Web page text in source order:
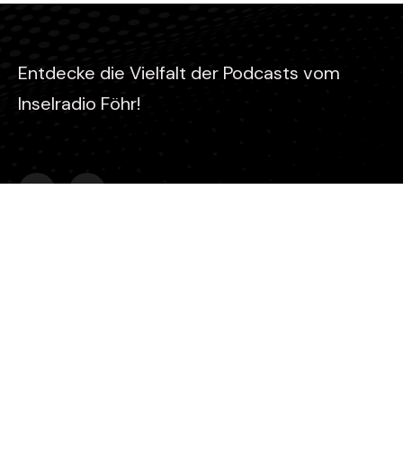
Entdecke die Vielfalt der Podcasts vom
Inselradio Föhr!